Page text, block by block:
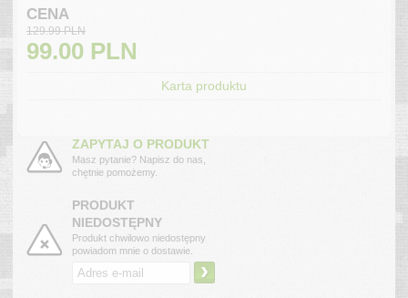
CENA
129.99 PLN
99.00 PLN
Karta produktu
ZAPYTAJ O PRODUKT
Masz pytanie? Napisz do nas,
chętnie pomożemy.
PRODUKT
NIEDOSTĘPNY
Produkt chwilowo niedostępny
powiadom mnie o dostawie.
›